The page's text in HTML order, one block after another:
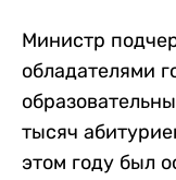
Министр
обладателями
тысяч
этом году был